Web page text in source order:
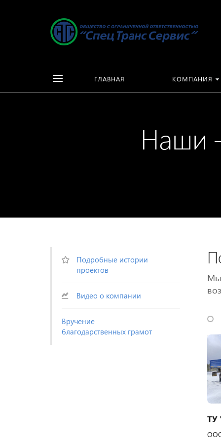
ГЛАВНАЯ КОМПАНИЯ
Подробные истории
проектов
Видео о компании
Вручение
благодарственных грамот
Мы
ООО